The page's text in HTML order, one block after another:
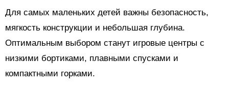
Для самых маленьких детей важны безопасность,
мягкость конструкции и небольшая глубина.
Оптимальным выбором станут игровые центры с
низкими бортиками, плавными спусками и
компактными горками.